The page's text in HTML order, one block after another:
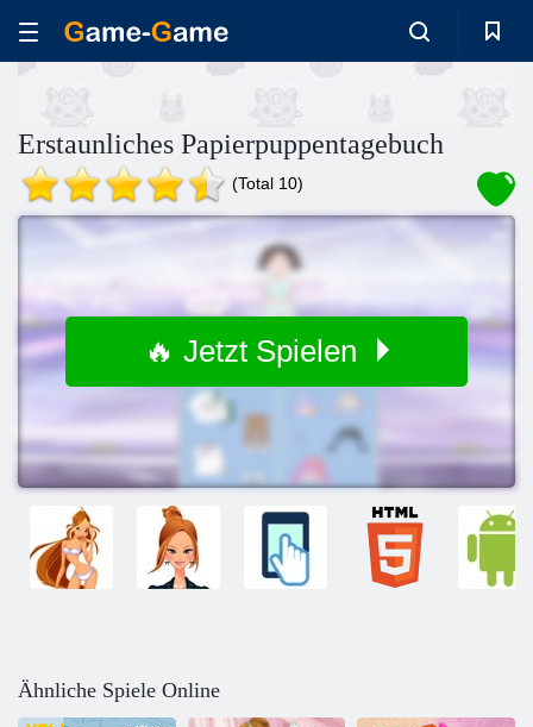
Erstaunliches Papierpuppentagebuch
(Total 10)
🔥 Jetzt Spielen
Ähnliche Spiele Online